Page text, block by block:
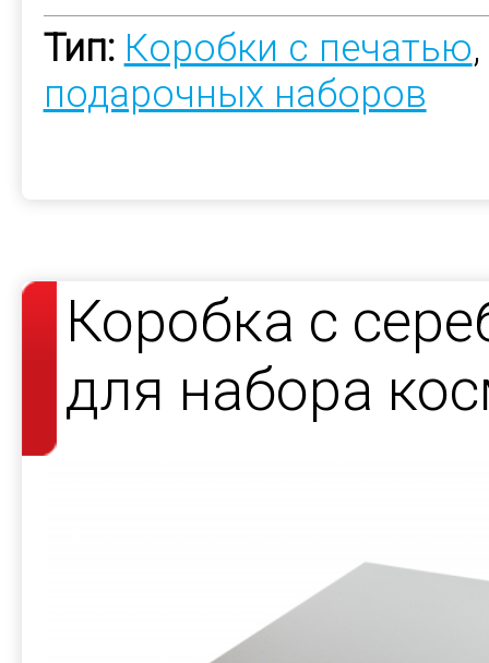
Тип: Коробки с печатью,
подарочных наборов
Коробка с
для набора